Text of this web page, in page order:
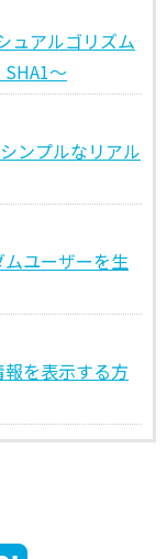
ュアルゴリズム
～
ンプルなリアル
ユーザーを生
を表示する方